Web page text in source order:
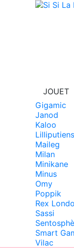
JOUET
Gigamic
Janod
Kaloo
Lilliputiens
Maileg
Milan
Minikane
Minus
Omy
Poppik
Rex
Sassi
Smart
Vilac